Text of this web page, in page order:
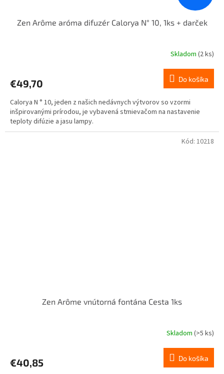
Zen Arôme aróma difuzér Calorya N° 10, 1ks + darček
Skladom (2 ks)
€49,70 Do košíka
Calorya N ° 10, jeden z našich nedávnych výtvorov so vzormi
inšpirovanými prírodou, je vybavená stmievačom na nastavenie
teploty difúzie a jasu lampy.
Zen Arôme vnútorná fontána Cesta 1ks
Skladom (>5 ks)
€40,85 Do košíka
Kód: 10218